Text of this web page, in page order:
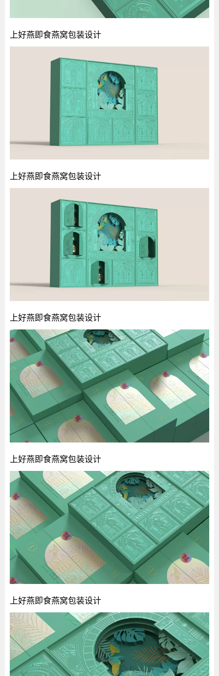
上好燕即食燕窝包装设计
上好燕即食燕窝包装设计
上好燕即食燕窝包装设计
上好燕即食燕窝包装设计
上好燕即食燕窝包装设计